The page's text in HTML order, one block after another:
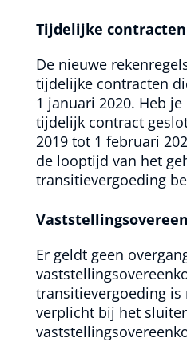
Tijdelijke contracten
De nieuwe
tijdelijke contracten
1 januari 2020. Heb
tijdelijk contract
2019 tot 1 februari
de looptijd van het
transitievergoeding
Er geldt geen
transitievergoeding
verplicht bij het